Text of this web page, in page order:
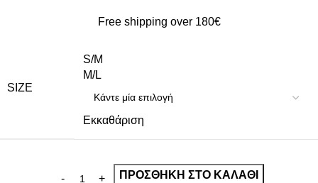
Free shipping over 180€
SIZE
S/M
M/L
Εκκαθάριση
ΠΡΟΣΘΉΚΗ ΣΤΟ ΚΑΛΆΘΙ